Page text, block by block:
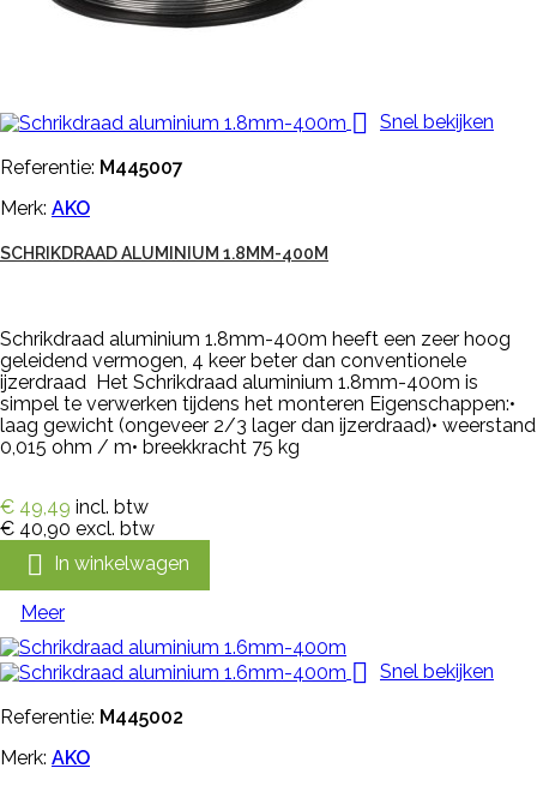
 Snel bekijken
Referentie: M445007
Merk: AKO
SCHRIKDRAAD ALUMINIUM 1.8MM-400M
Schrikdraad aluminium 1.8mm-400m heeft een zeer hoog
geleidend vermogen, 4 keer beter dan conventionele
ijzerdraad Het Schrikdraad aluminium 1.8mm-400m is
simpel te verwerken tijdens het monteren Eigenschappen:•
laag gewicht (ongeveer 2/3 lager dan ijzerdraad)• weerstand
0,015 ohm / m• breekkracht 75 kg
€ 49,49 incl. btw
€ 40,90 excl. btw
 In winkelwagen
Meer
 Snel bekijken
Referentie: M445002
Merk: AKO